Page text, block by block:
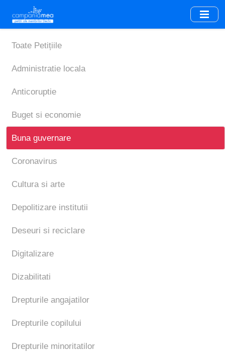
main
content
Toate Petițiile
Administratie locala
Anticoruptie
Buget si economie
Buna guvernare
Coronavirus
Cultura si arte
Depolitizare institutii
Deseuri si reciclare
Digitalizare
Dizabilitati
Drepturile angajatilor
Drepturile copilului
Drepturile minoritatilor